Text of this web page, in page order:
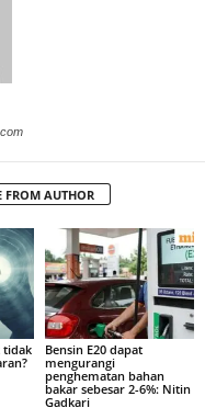
FROM AUTHOR
tidak
Bensin E20 dapat
mengurangi
penghematan bahan
bakar sebesar 2-6%: Nitin
Gadkari